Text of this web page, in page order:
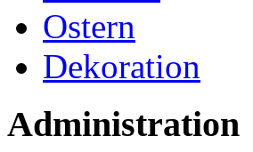
Ostern
Dekoration
Administration